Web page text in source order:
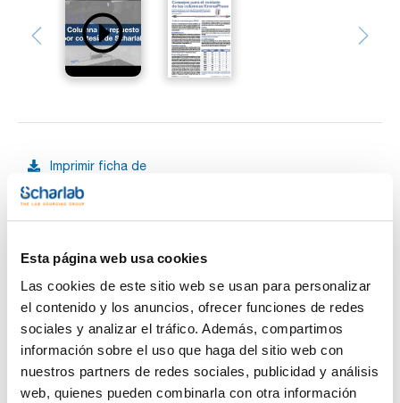
Esta página web usa cookies
Las cookies de este sitio web se usan para personalizar
el contenido y los anuncios, ofrecer funciones de redes
sociales y analizar el tráfico. Además, compartimos
información sobre el uso que haga del sitio web con
nuestros partners de redes sociales, publicidad y análisis
web, quienes pueden combinarla con otra información
Imprimir ficha de
Características
Fase : SIL
Tamaño de particula (µm) : 10
Longitud (mm) : 150
Diámetro interno (mm) : 8
Pack (u.) : 1
KromaPhase está basado en una sílica esférica ultra pura de
alta calidad que proporciona una alta reproducibilidad y
estabilidad química usando silanos monofuncionales y un
end-capping total.
Sin cambiar su método puede sustituir KromaSil por
KromaPhase. Para garantizar la reproducibilidad lote a lote
cada lote se somete a controles específicos.
Ver más
Documentación técnica
TDS / Ficha técnica